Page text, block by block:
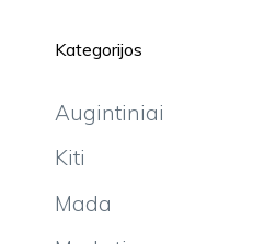
Kategorijos
Augintiniai
Kiti
Mada